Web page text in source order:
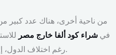
من ناحية أخرى، هناك عدد كبير
في شراء كود ألفا خارج مصر
رغم اختلاف الدول، إلا أن طريقة الشراء تبقى متشابهة.